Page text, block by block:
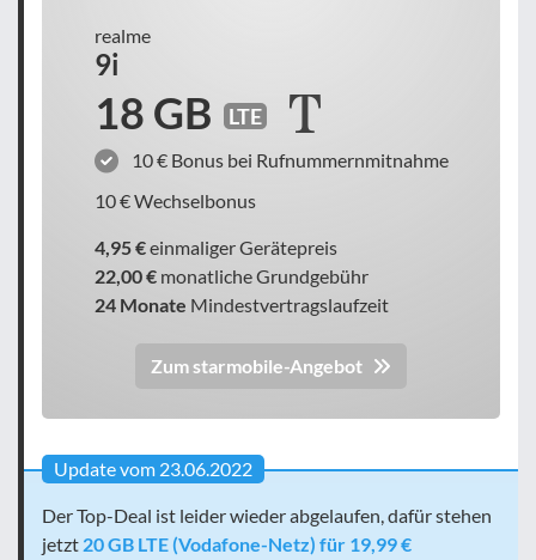
realme
9i
18 GB LTE
10 € Bonus bei Rufnummernmitnahme
10 € Wechselbonus
4,95 €einmaliger Gerätepreis
22,00 € monatliche Grundgebühr
24 Monate Mindestvertragslaufzeit
Zum starmobile-Angebot
Update vom 23.06.2022
Der Top-Deal ist leider wieder abgelaufen, dafür stehen
jetzt 20 GB LTE (Vodafone-Netz) für 19,99 €